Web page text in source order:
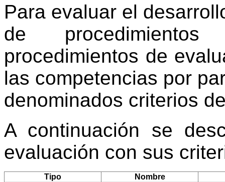
Para evaluar el
de
procedimientos de
las competencias por
denominados criterios
A continuación se
evaluación con sus
Tipo Nombre